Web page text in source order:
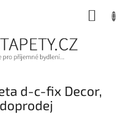
d-c-fix Decor,